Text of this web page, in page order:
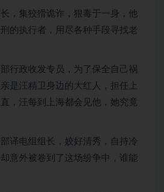
，集狡猾诡诈，狠毒于一身，他
的执行者，用尽各种手段寻找老
行政收发专员，为了保全自己祸
是汪精卫身边的大红人，担任上
，汪每到上海都会见他，她究竟
译电组组长，姣好清秀，自持冷
意外被卷到了这场纷争中，谁能